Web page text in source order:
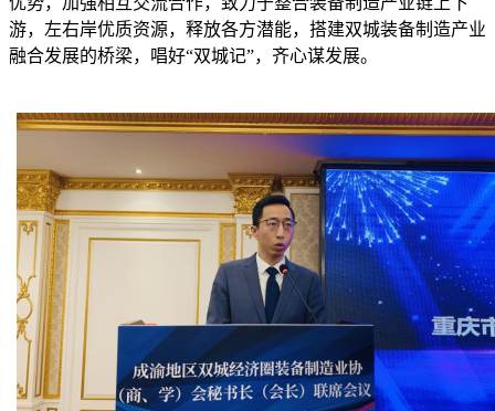
游，左右岸优质资源，释放各方潜能，搭建双城装备制造产业
融合发展的桥梁，唱好“双城记”，齐心谋发展。